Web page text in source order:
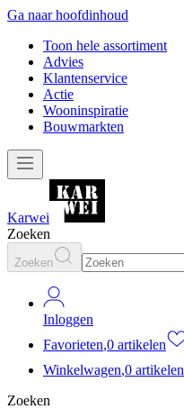
Ga naar hoofdinhoud
Toon hele assortiment
Advies
Klantenservice
Actie
Wooninspiratie
Bouwmarkten
Karwei
Zoeken
Zoeken
Inloggen
Favorieten,0 artikelen
Winkelwagen,0 artikelen
Zoeken